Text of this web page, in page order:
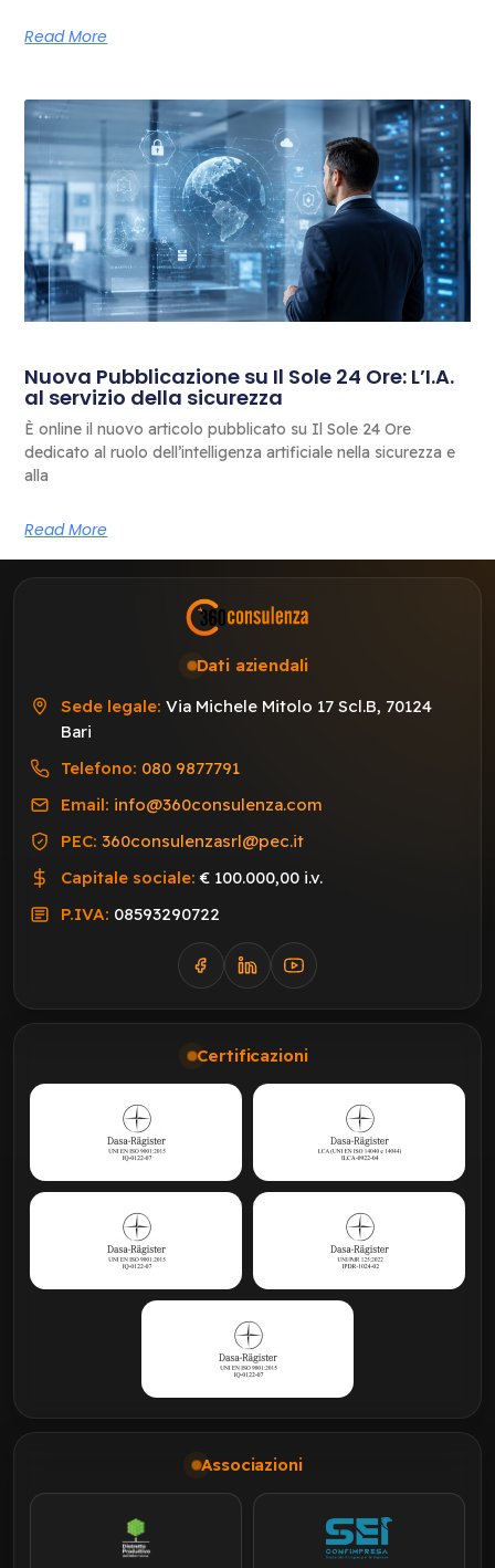
Read More
Nuova Pubblicazione su Il Sole 24 Ore: L’I.A.
al servizio della sicurezza
È online il nuovo articolo pubblicato su Il Sole 24 Ore
dedicato al ruolo dell’intelligenza artificiale nella sicurezza e
alla
Read More
Dati aziendali
Sede legale: Via Michele Mitolo 17 Scl.B, 70124
Bari
Telefono: 080 9877791
Email: info@360consulenza.com
PEC: 360consulenzasrl@pec.it
Capitale sociale: € 100.000,00 i.v.
P.IVA: 08593290722
Certificazioni
Associazioni